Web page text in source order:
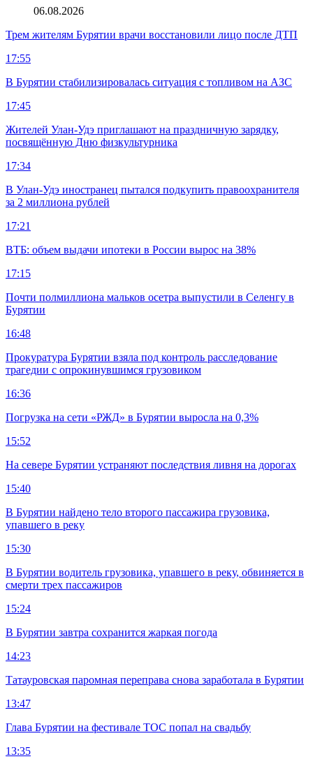
06.08.2026
Трем жителям Бурятии врачи восстановили лицо после ДТП
17:55
В Бурятии стабилизировалась ситуация с топливом на АЗС
17:45
Жителей Улан-Удэ приглашают на праздничную зарядку,
посвящённую Дню физкультурника
17:34
В Улан-Удэ иностранец пытался подкупить правоохранителя
за 2 миллиона рублей
17:21
ВТБ: объем выдачи ипотеки в России вырос на 38%
17:15
Почти полмиллиона мальков осетра выпустили в Селенгу в
Бурятии
16:48
Прокуратура Бурятии взяла под контроль расследование
трагедии с опрокинувшимся грузовиком
16:36
Погрузка на сети «РЖД» в Бурятии выросла на 0,3%
15:52
На севере Бурятии устраняют последствия ливня на дорогах
15:40
В Бурятии найдено тело второго пассажира грузовика,
упавшего в реку
15:30
В Бурятии водитель грузовика, упавшего в реку, обвиняется в
смерти трех пассажиров
15:24
В Бурятии завтра сохранится жаркая погода
14:23
Татауровская паромная переправа снова заработала в Бурятии
13:47
Глава Бурятии на фестивале ТОС попал на свадьбу
13:35